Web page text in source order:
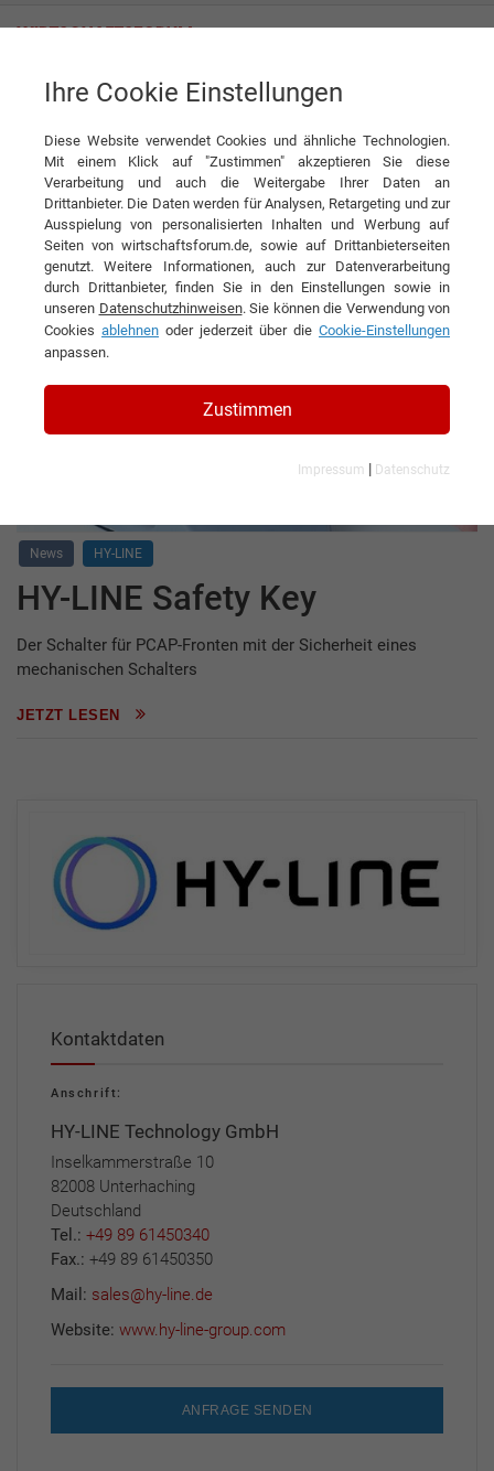
HY-LINE Technology GmbH
Unternehmensnews der HY-LINE
Technology GmbH
News HY-LINE
HY-LINE Safety Key
Der Schalter für PCAP-Fronten mit der Sicherheit eines
mechanischen Schalters
JETZT LESEN
Kontaktdaten
Anschrift:
HY-LINE Technology GmbH
Inselkammerstraße 10
82008 Unterhaching
Deutschland
Tel.: +49 89 61450340
Fax.: +49 89 61450350
Mail: sales@hy-line.de
Website: www.hy-line-group.com
ANFRAGE SENDEN
Ihre Cookie Einstellungen
Diese Website verwendet Cookies und ähnliche Technologien.
Mit einem Klick auf "Zustimmen" akzeptieren Sie diese
Verarbeitung und auch die Weitergabe Ihrer Daten an
Drittanbieter. Die Daten werden für Analysen, Retargeting und zur
Ausspielung von personalisierten Inhalten und Werbung auf
Seiten von wirtschaftsforum.de, sowie auf Drittanbieterseiten
genutzt. Weitere Informationen, auch zur Datenverarbeitung
durch Drittanbieter, finden Sie in den Einstellungen sowie in
unseren Datenschutzhinweisen. Sie können die Verwendung von
Cookies ablehnen oder jederzeit über die Cookie-Einstellungen
anpassen.
Zustimmen
Impressum | Datenschutz